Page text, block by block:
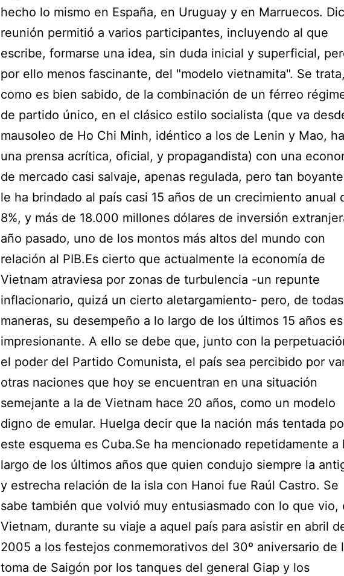
hecho lo mismo en España, en Uruguay y en Marruecos.
reunión permitió a varios participantes, incluyendo al que
escribe, formarse una idea, sin duda inicial y superficial,
por ello menos fascinante, del "modelo vietnamita". Se trata,
como es bien sabido, de la combinación de un férreo
de partido único, en el clásico estilo socialista (que va
mausoleo de Ho Chi Minh, idéntico a los de Lenin y Mao,
una prensa acrítica, oficial, y propagandista) con una
de mercado casi salvaje, apenas regulada, pero tan
le ha brindado al país casi 15 años de un crecimiento anual
8%, y más de 18.000 millones dólares de inversión
año pasado, uno de los montos más altos del mundo con
relación al PIB.Es cierto que actualmente la economía de
Vietnam atraviesa por zonas de turbulencia -un repunte
inflacionario, quizá un cierto aletargamiento- pero, de todas
maneras, su desempeño a lo largo de los últimos 15 años es
impresionante. A ello se debe que, junto con la
el poder del Partido Comunista, el país sea percibido por
otras naciones que hoy se encuentran en una situación
semejante a la de Vietnam hace 20 años, como un modelo
digno de emular. Huelga decir que la nación más tentada
este esquema es Cuba.Se ha mencionado repetidamente a
largo de los últimos años que quien condujo siempre la
y estrecha relación de la isla con Hanoi fue Raúl Castro. Se
sabe también que volvió muy entusiasmado con lo que vio,
Vietnam, durante su viaje a aquel país para asistir en abril
2005 a los festejos conmemorativos del 30º aniversario de
toma de Saigón por los tanques del general Giap y los